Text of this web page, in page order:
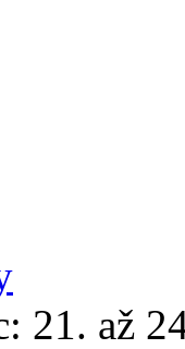
21. až